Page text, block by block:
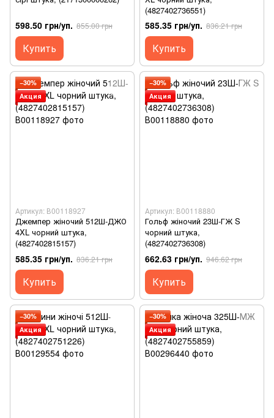
598.50 грн/уп. 855.00 грн
Купить
(4827402736551)
585.35 грн/уп. 836.21 грн
Купить
−30%
Акция
Артикул: В00118927
Джемпер жіночий 512Ш-ДЖО
4XL чорний штука,
(4827402815157)
585.35 грн/уп. 836.21 грн
Купить
−30%
Акция
Артикул: В00118880
Гольф жіночий 23Ш-ГЖ S
чорний штука,
(4827402736308)
662.63 грн/уп. 946.62 грн
Купить
−30%
Акция
−30%
Акция